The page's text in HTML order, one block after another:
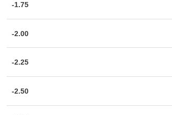
-1.75
-2.00
-2.25
-2.50